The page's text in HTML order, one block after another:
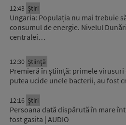
12:43 Știri
Ungaria: Populația nu mai trebuie
consumul de energie. Nivelul
centralei…
12:30 Știinţă
Premieră în știință: primele virusuri
putea ucide unele bacterii, au fost
12:16 Știri
Persoana dată dispărută în mare
fost gasita | AUDIO